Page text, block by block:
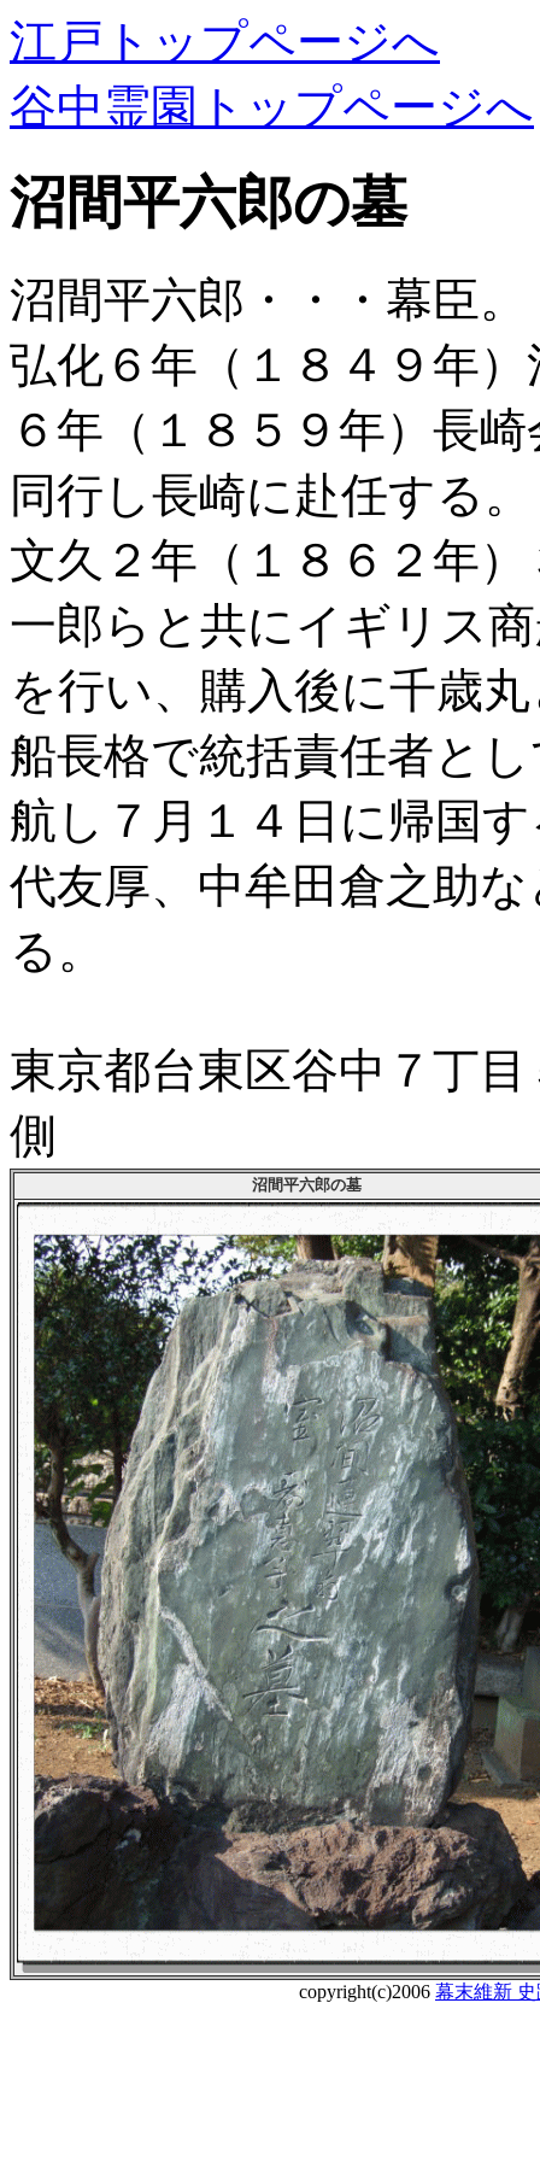
江戸トップページへ
谷中霊園トップページへ
沼間平六郎の墓
沼間平六郎・・・幕臣。
弘化６年（１８４９年
６年（１８５９年）長
同行し長崎に赴任する。
文久２年（１８６２年
一郎らと共にイギリス
を行い、購入後に千歳
船長格で統括責任者と
航し７月１４日に帰国
代友厚、中牟田倉之助
る。
東京都台東区谷中７丁
側
沼間平六郎の墓
copyright(c)2006 幕末維新